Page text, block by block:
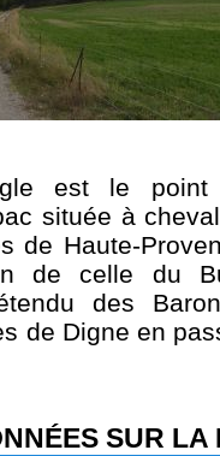
est le point
située à
de Haute-
de celle du
des
de Digne en
SUR LA